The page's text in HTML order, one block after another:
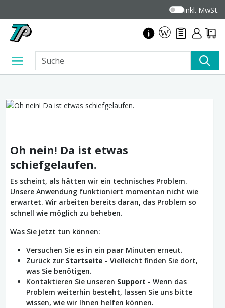
inkl. MwSt.
Oh nein! Da ist etwas
schiefgelaufen.
Es scheint, als hätten wir ein technisches Problem.
Unsere Anwendung funktioniert momentan nicht wie
erwartet. Wir arbeiten bereits daran, das Problem so
schnell wie möglich zu beheben.
Was Sie jetzt tun können:
Versuchen Sie es in ein paar Minuten erneut.
Zurück zur Startseite - Vielleicht finden Sie dort,
was Sie benötigen.
Kontaktieren Sie unseren Support - Wenn das
Problem weiterhin besteht, lassen Sie uns bitte
wissen, wie wir Ihnen helfen können.